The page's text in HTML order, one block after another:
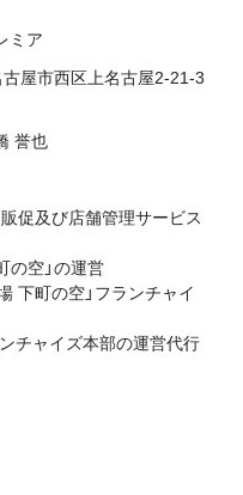
ミア
屋市西区上名古屋2-21-3
誉也
促及び店舗管理サービス
の空」の運営
場 下町の空」フランチャイ
ンチャイズ本部の運営代行